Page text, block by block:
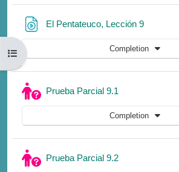
Open course index
El Pentateuco, Lección 9URL
Completion
Prueba Parcial 9.1
Completion
Prueba Parcial 9.2Quiz